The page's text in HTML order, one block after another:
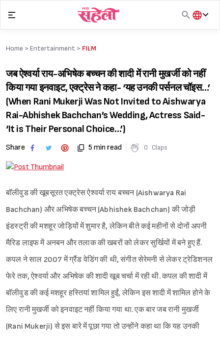
content
हिंदी
Home > Entertainment > FILM
जब ऐश्वर्या राय-अभिषेक बच्चन की शादी में रानी मुखर्जी को नहीं
किया गया इनवाइट, एक्ट्रेस ने कहा- ‘यह उनकी पर्सनल चॉइस…’
(When Rani Mukerji Was Not Invited to Aishwarya
Rai-Abhishek Bachchan’s Wedding, Actress Said-
‘It is Their Personal Choice…’)
Share 5 min read 0 Claps
बॉलीवुड की खूबसूरत एक्ट्रेस ऐश्वर्या राय बच्चन (Aishwarya Rai
Bachchan) और अभिषेक बच्चन (Abhishek Bachchan) की जोड़ी
इंडस्ट्री की मशहूर जोड़ियों में शुमार है, लेकिन बीते कई महीनों से दोनों अपनी
मैरिड लाइफ में अनबन और तलाक की खबरों को लेकर सुर्खियों में बने हुए हैं.
कपल ने साल 2007 में ग्रैंड वेडिंग की थी, संगीत सेरेमनी से लेकर ट्रेडिशनल
फेरे तक, ऐश्वर्या और अभिषेक की शादी खूब चर्चा में रही थी. कपल की शादी में
बॉलीवुड की कई मशहूर हस्तियां शामिल हुईं, लेकिन इस शादी में शामिल होने के
लिए रानी मुखर्जी को इनवाइट नहीं किया गया था. एक बार जब रानी मुखर्जी
(Rani Mukerji) से इस बारे में पूछा गया तो उन्होंने कहा था कि यह उनकी